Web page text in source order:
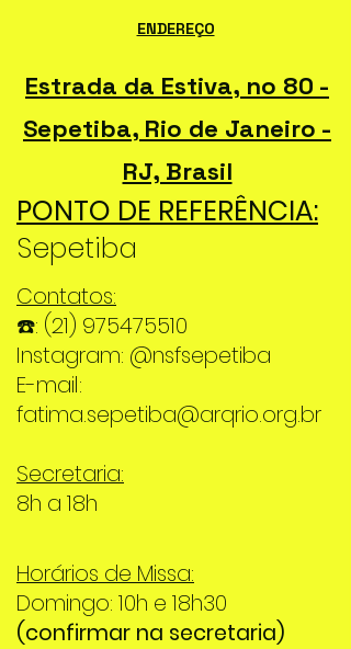
ENDEREÇO
Estrada da Estiva, no 80 -
Sepetiba, Rio de Janeiro -
RJ, Brasil
PONTO DE REFERÊNCIA:
Sepetiba
Contatos:
☎️: (21) 975475510
Instagram: @nsfsepetiba
E-mail:
fatima.sepetiba@arqrio.org.br
Secretaria:
8h a 18h
Horários de Missa:
Domingo: 10h e 18h30
(confirmar na secretaria)